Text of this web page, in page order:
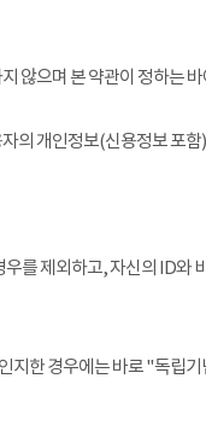
않으며 본 약관이 정하는
의 개인정보(신용정보 포
제외하고, 자신의 ID와
지한 경우에는 바로 "독립